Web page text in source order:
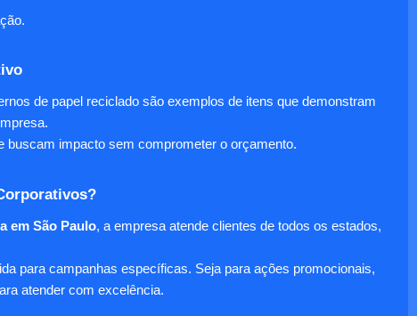
de papel reciclado são exemplos de itens que demonstram
buscam impacto sem comprometer o orçamento.
em São Paulo, a empresa atende clientes de todos os estados,
para campanhas específicas. Seja para ações promocionais,
atender com excelência.